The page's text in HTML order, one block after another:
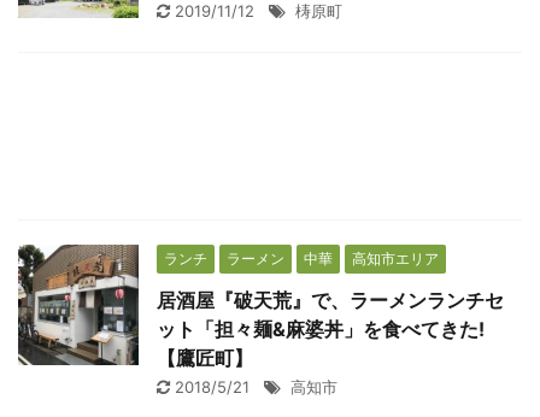
2019/11/12 梼原町
ランチ ラーメン 中華 高知市エリア
居酒屋『破天荒』で、ラーメンランチセ
ット「担々麺&麻婆丼」を食べてきた!
【鷹匠町】
2018/5/21 高知市